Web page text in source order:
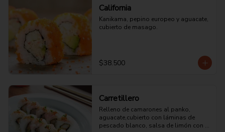
California
Kanikama, pepino europeo y aguacate,
cubierto de masago.
$38.500
Carretillero
Relleno de camarones al panko,
aguacate,cubierto con láminas de
pescado blanco, salsa de limón con